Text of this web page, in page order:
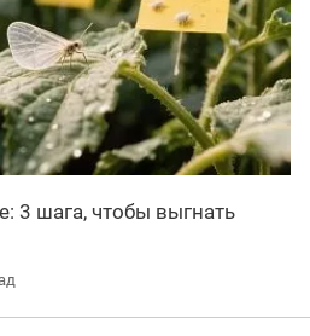
3 шага, чтобы выгнать